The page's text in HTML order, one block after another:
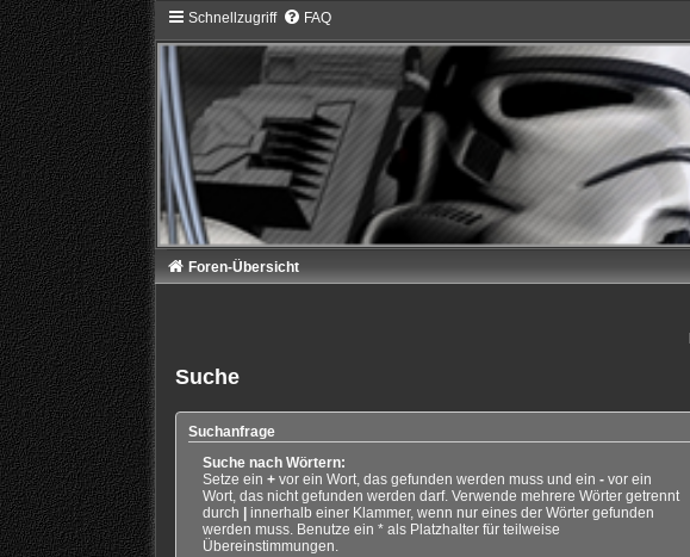
Schnellzugriff FAQ
Foren-Übersicht
Suche
Suchanfrage
Suche nach Wörtern:
Setze ein +vor ein Wort, das gefunden werden muss und ein -vor ein
Wort, das nicht gefunden werden darf. Verwende mehrere Wörter getrennt
durch
innerhalb einer Klammer, wenn nur eines der Wörter gefunden
werden muss. Benutze ein * als Platzhalter für teilweise
Übereinstimmungen.